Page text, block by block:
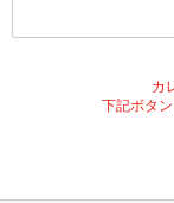
カ
下記ボタ